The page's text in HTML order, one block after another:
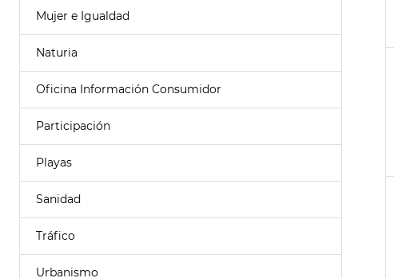
Mujer e Igualdad
Naturia
Oficina Información Consumidor
Participación
Playas
Sanidad
Tráfico
Urbanismo